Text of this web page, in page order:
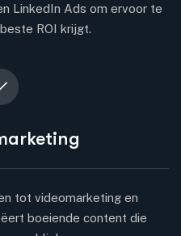
LinkedIn Ads om ervoor te
ROI krijgt.
tot videomarketing en
boeiende content die